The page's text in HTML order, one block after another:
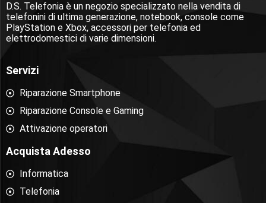
D.S. Telefonia è un negozio specializzato nella vendita di
telefonini di ultima generazione, notebook, console come
PlayStation e Xbox, accessori per telefonia ed
elettrodomestici di varie dimensioni.
Servizi
Riparazione Smartphone
Riparazione Console e Gaming
Attivazione operatori
Acquista Adesso
Informatica
Telefonia